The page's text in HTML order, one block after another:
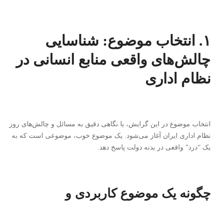
۱. انتخاب موضوع: شناسایی
چالش‌های واقعی منابع انسانی در
نظام اداری
انتخاب موضوع در این گرایش، با نگاهی دقیق به مسائل و چالش‌های روز
نظام اداری ایران آغاز می‌شود. یک موضوع خوب، موضوعی است که به
یک “درد” واقعی در بدنه دولت پاسخ دهد.
چگونه یک موضوع کاربردی و